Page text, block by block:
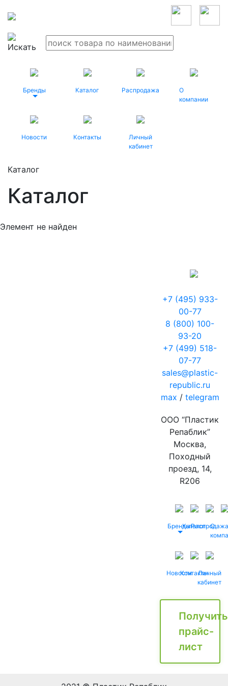
Бренды Каталог Распродажа
О
компании
Новости Контакты
Личный
кабинет
Каталог
Каталог
Элемент не найден
+7 (495) 933-
00-77
8 (800) 100-
93-20
+7 (499) 518-
07-77
sales@plastic-
republic.ru
max / telegram
ООО “Пластик
Репаблик”
Москва,
Походный
проезд, 14,
R206
БрендыКаталог
Распродажа
О
НовостиКонтактыЛичный
кабинет
Получить
прайс-
лист